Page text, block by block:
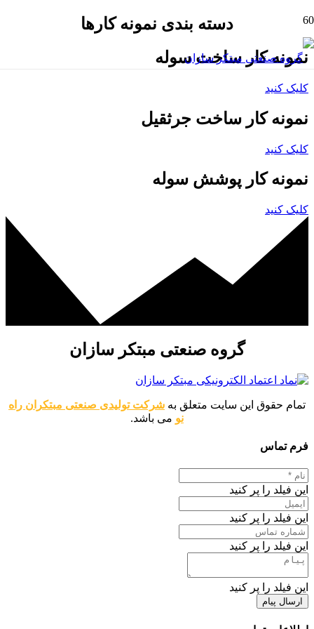
دسته بندی نمونه کارها
نمونه کار ساخت سوله
کلیک کنید
نمونه کار ساخت جرثقیل
کلیک کنید
نمونه کار پوشش سوله
کلیک کنید
گروه صنعتی مبتکر سازان
تمام حقوق این سایت متعلق به شرکت تولیدی صنعتی مبتکران راه
نو می باشد.
فرم تماس
این فیلد را پر کنید
این فیلد را پر کنید
این فیلد را پر کنید
این فیلد را پر کنید
ارسال پیام